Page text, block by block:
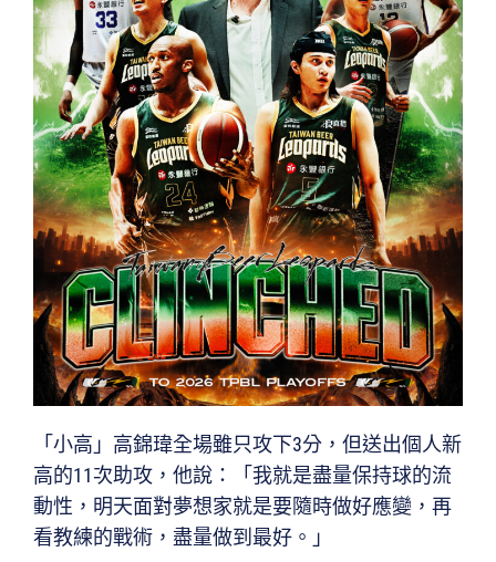
「小高」高錦瑋全場雖只攻下3分，但送出個人新
高的11次助攻，他說：「我就是盡量保持球的流
動性，明天面對夢想家就是要隨時做好應變，再
看教練的戰術，盡量做到最好。」